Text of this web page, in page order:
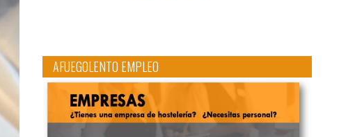
AFUEGOLENTO EMPLEO